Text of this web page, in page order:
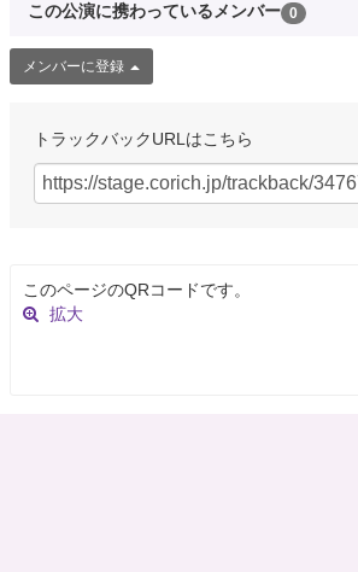
この公演に携わっているメンバー 0
メンバーに登録
トラックバックURLはこちら
このページのQRコードです。
拡大